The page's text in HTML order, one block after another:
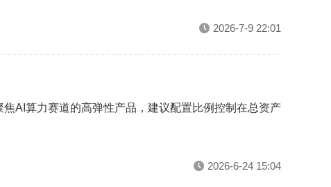
2026-7-9 22:01
AI算力赛道的高弹性产品，建议配置比例控制在总资产
2026-6-24 15:04